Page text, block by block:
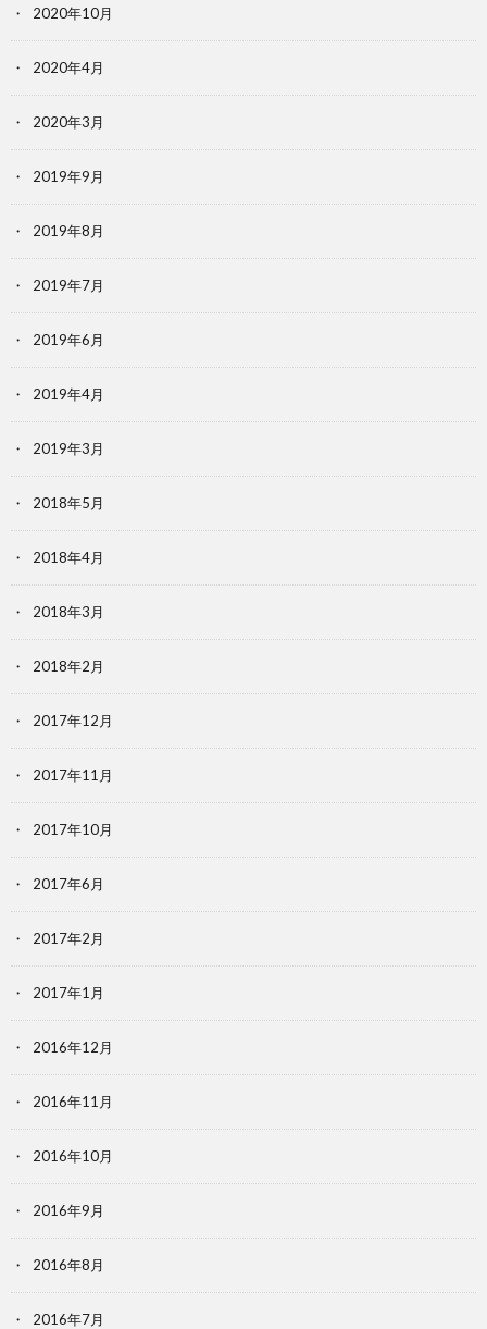
2020年10月
2020年4月
2020年3月
2019年9月
2019年8月
2019年7月
2019年6月
2019年4月
2019年3月
2018年5月
2018年4月
2018年3月
2018年2月
2017年12月
2017年11月
2017年10月
2017年6月
2017年2月
2017年1月
2016年12月
2016年11月
2016年10月
2016年9月
2016年8月
2016年7月